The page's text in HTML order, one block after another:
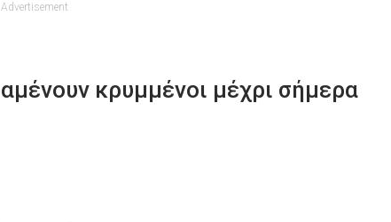
Advertisement
κρυμμένοι μέχρι σήμερα